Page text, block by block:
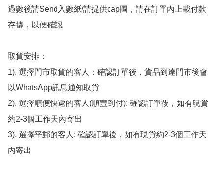
過數後請Send入數紙/請提供cap圖，請在訂單內上載付款
存據，以便確認
取貨安排：
1). 選擇門市取貨的客人：確認訂單後，貨品到達門市後會
以WhatsApp訊息通知取貨
2). 選擇順便快遞的客人(順豐到付): 確認訂單後，如有現貨
約2-3個工作天內寄出
3). 選擇平郵的客人: 確認訂單後，如有現貨約2-3個工作天
內寄出